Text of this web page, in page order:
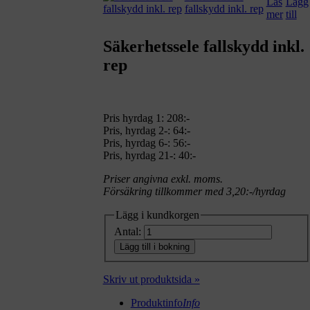
fallskydd inkl. rep
Säkerhetssele fallskydd inkl.
rep
Pris hyrdag 1: 208:-
Pris, hyrdag 2-: 64:-
Pris, hyrdag 6-: 56:-
Pris, hyrdag 21-: 40:-
Priser angivna exkl. moms.
Försäkring tillkommer med 3,20:-/hyrdag
Lägg i kundkorgen
Antal:
Lägg till i bokning
Skriv ut produktsida »
ProduktinfoInfo